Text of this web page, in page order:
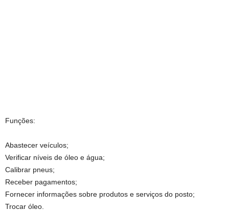
Funções:
Abastecer veículos;
Verificar níveis de óleo e água;
Calibrar pneus;
Receber pagamentos;
Fornecer informações sobre produtos e serviços do posto;
Trocar óleo.